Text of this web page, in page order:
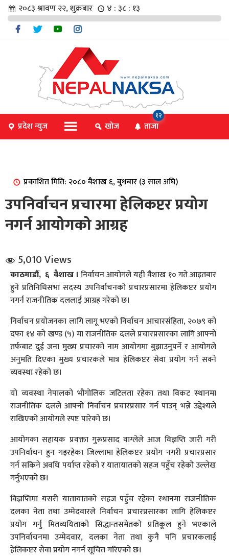
संवाद
२०८३ श्रावण २२, शुक्रबार ४ : ३८ : १३
प्रदेश न्युज खोज ताजा
१२
प्रकाशित मिति: २०८० बैशाख ६, बुधबार (३ साल अघि)
उपनिर्वाचन प्रचारमा हेलिकप्टर प्रयोग
नगर्न आयोगको आग्रह
5,010 Views
काठमाडौं, ६ वैशाख । निर्वाचन आयोगले यही वैशाख १० गते आइतबार
हुने प्रतिनिधिसभा सदस्य उपनिर्वाचनको प्रचारप्रसारमा हेलिकप्टर प्रयोग
नगर्न राजनीतिक दललाई आग्रह गरेको छ।
निर्वाचन प्रयोजनका लागि लागू भएको निर्वाचन आचारसंहिता, २०७९ को
दफा १४ को खण्ड (५) मा राजनीतिक दलले प्रचारप्रसारका लागि आफ्नो
तर्फबाट दुई जना मुख्य प्रचारको नाम आयोगमा बुझाउनुपर्ने र आयोगले
अनुमति दिएका मुख्य प्रचारकले मात्र हेलिकप्टर सेवा प्रयोग गर्न सक्ने
व्यवस्था रहेको छ।
यो व्यवस्था नेपालको भौगोलिक जटिलता रहेका तथा विकट स्थानमा
राजनीतिक दलले आफ्नो निर्वाचन प्रचारप्रसार गर्न पाउन् भन्ने उद्देश्यले
राखिएको आयोगले स्पष्ट पारेको छ।
आयोगका सहायक प्रवक्ता गुरूप्रसाद वाग्लेले आज विज्ञप्ति जारी गरी
उपनिर्वाचन हुन गइरहेका जिल्लामा हेलिकप्टर प्रयोग नगरी प्रचारप्रसार
गर्न सकिने अवधि पर्याप्त रहेको र यातायातको सहज पहुँच रहेको उल्लेख
गर्नुभएको छ।
विज्ञप्तिमा यसरी यातायातको सहज पहुँच रहेका स्थानमा राजनीतिक
दलका नेता तथा उम्मेदवारले निर्वाचन प्रचारप्रसारका लागि हेलिकप्टर
प्रयोग गर्नु मितव्ययिताको सिद्धान्तसमेतको प्रतिकूल हुने भएकाले
उपनिर्वाचनमा उम्मेदवार, दलका नेता तथा कुनै पनि प्रचारकलाई
हेलिकप्टर सेवा प्रयोग नगर्न सूचित गरिएको छ।